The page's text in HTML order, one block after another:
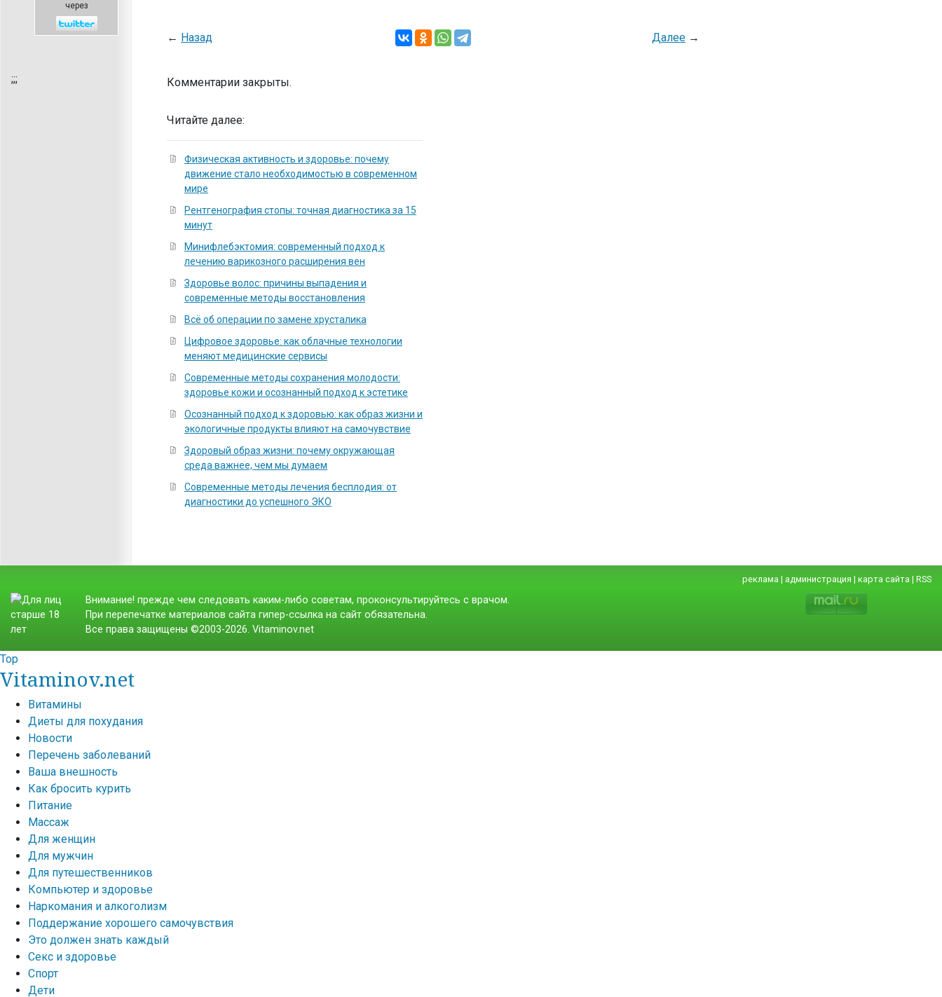
через
;;;
← Назад Далее→
Комментарии закрыты.
Читайте далее:
Физическая активность и здоровье: почему
движение стало необходимостью в современном
мире
Рентгенография стопы: точная диагностика за 15
минут
Минифлебэктомия: современный подход к
лечению варикозного расширения вен
Здоровье волос: причины выпадения и
современные методы восстановления
Всё об операции по замене хрусталика
Цифровое здоровье: как облачные технологии
меняют медицинские сервисы
Современные методы сохранения молодости:
здоровье кожи и осознанный подход к эстетике
Осознанный подход к здоровью: как образ жизни и
экологичные продукты влияют на самочувствие
Здоровый образ жизни: почему окружающая
среда важнее, чем мы думаем
Современные методы лечения бесплодия: от
диагностики до успешного ЭКО
реклама | администрация | карта сайта | RSS
Внимание! прежде чем следовать каким-либо советам, проконсультируйтесь с врачом.
При перепечатке материалов сайта гипер-ссылка на сайт обязательна.
Все права защищены ©2003-2026. Vitaminov.net
Top
Vitaminov.net
Витамины
Диеты для похудания
Новости
Перечень заболеваний
Ваша внешность
Как бросить курить
Питание
Массаж
Для женщин
Для мужчин
Для путешественников
Компьютер и здоровье
Наркомания и алкоголизм
Поддержание хорошего самочувствия
Это должен знать каждый
Секс и здоровье
Спорт
Дети